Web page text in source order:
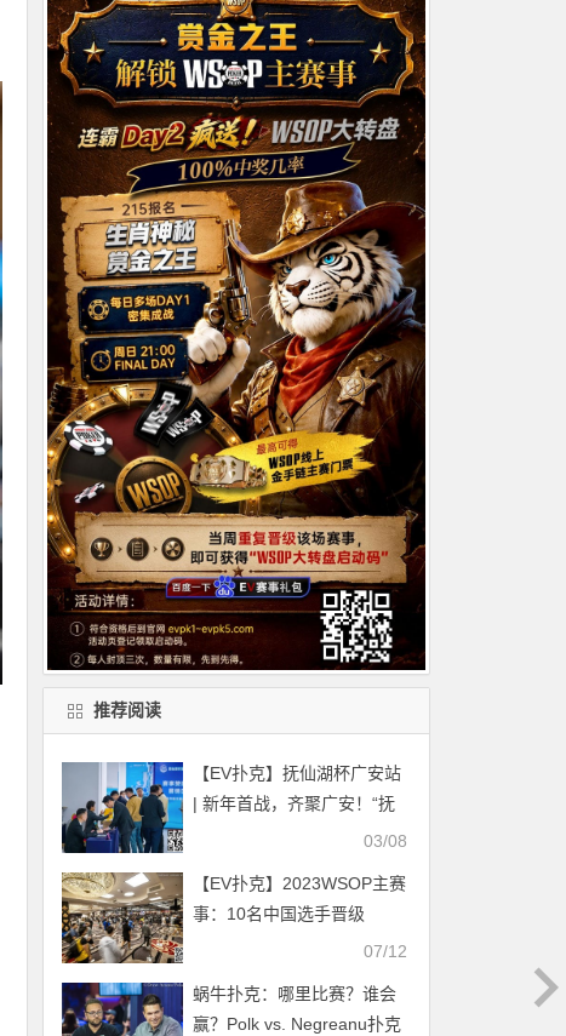
推荐阅读
【EV扑克】抚仙湖杯广安站
| 新年首战，齐聚广安！“抚
仙湖杯” 智竞嘉年华火热开
赛36人晋级
03/08
【EV扑克】2023WSOP主赛
事：10名中国选手晋级
Day5！周全的排名很靠前！
07/12
蜗牛扑克：哪里比赛？谁会
赢？Polk vs. Negreanu扑克